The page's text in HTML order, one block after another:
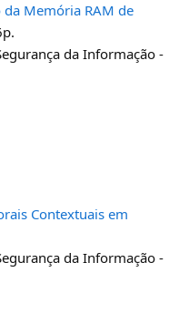
da Memória RAM de
da Informação -
Contextuais em
da Informação -